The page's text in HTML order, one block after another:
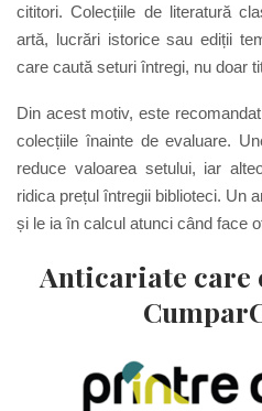
cititori. Colecțiile de literatură
artă, lucrări istorice sau ediții
care caută seturi întregi, nu doar
Din acest motiv, este
colecțiile înainte de evaluare.
reduce valoarea setului, iar
ridica prețul întregii biblioteci. Un
și le ia în calcul atunci când face
Anticariate care